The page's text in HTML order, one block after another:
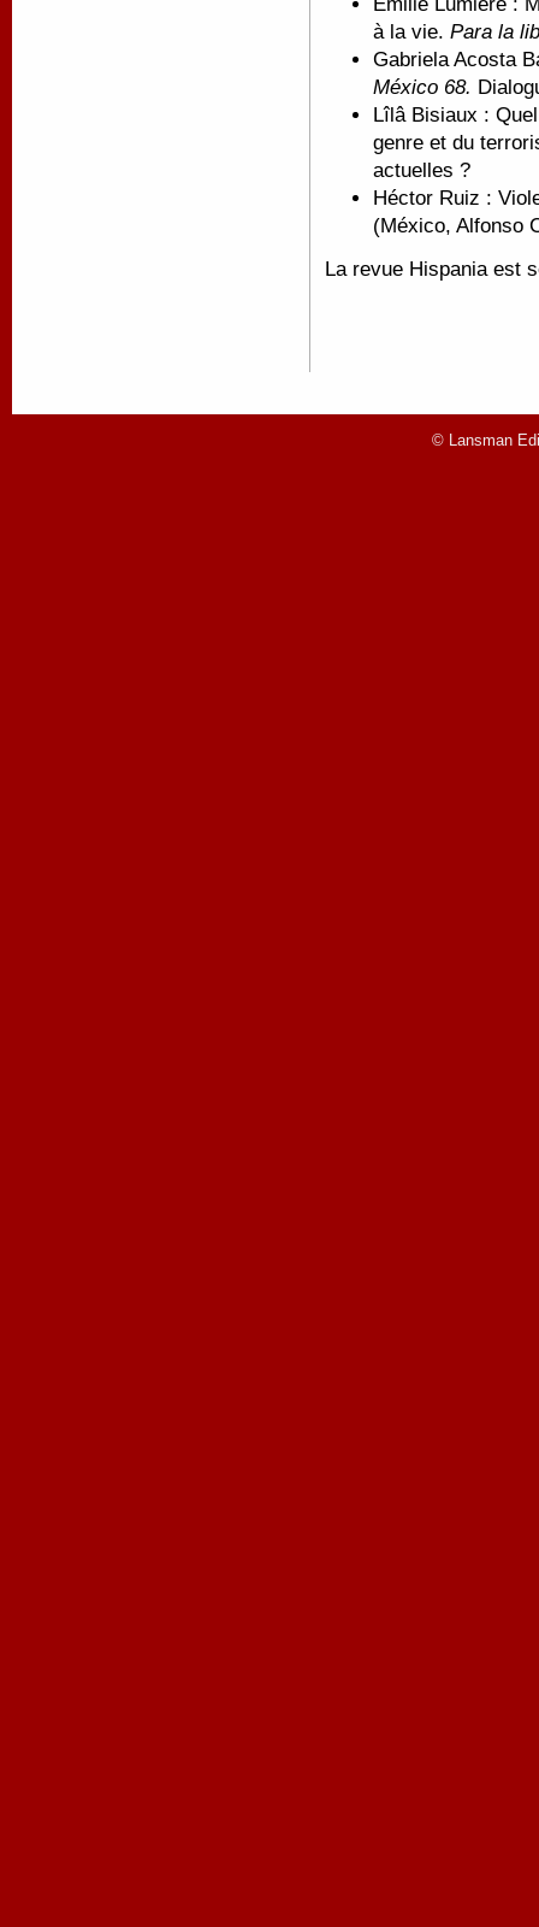
à la vie. Para la
Gabriela Acosta
México 68.
Lîlâ Bisiaux :
genre et du
actuelles ?
Héctor Ruiz :
(México, Alfonso
La revue Hispania est
© Lansman